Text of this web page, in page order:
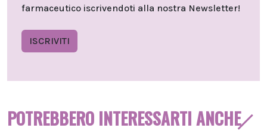
farmaceutico iscrivendoti alla nostra Newsletter!
ISCRIVITI
POTREBBERO INTERESSARTI ANCHE